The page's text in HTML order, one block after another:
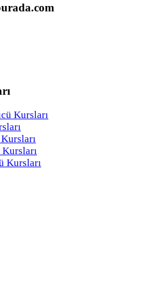
Kursları
Kursları